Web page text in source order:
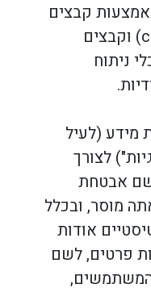
קבצים
) וקבצים
ניתוח
מידע (לעיל
לצורך
אבטחת
מוסר, ובכלל
אודות
פרטים, לשם
המשתמשים,